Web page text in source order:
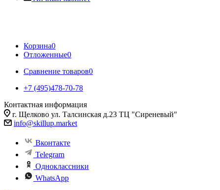
Корзина0
Отложенные0
Сравнение товаров0
+7 (495)478-70-78
Контактная информация
г. Щелково ул. Талсинская д.23 ТЦ "Сиреневый"
info@skillup.market
Вконтакте
Telegram
Одноклассники
WhatsApp